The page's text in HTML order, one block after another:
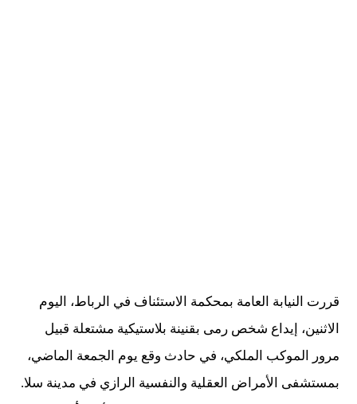
قررت النيابة العامة بمحكمة الاستئناف في الرباط، اليوم
الاثنين، إيداع شخص رمى بقنينة بلاستيكية مشتعلة قبيل
مرور الموكب الملكي، في حادث وقع يوم الجمعة الماضي،
بمستشفى الأمراض العقلية والنفسية الرازي في مدينة سلا.